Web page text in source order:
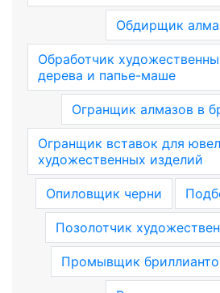
Обдирщик
Обработчик
дерева и папье-маше
Огранщик алмазов в
Огранщик вставок для
художественных изделий
Опиловщик черни
Позолотчик
Промывщик